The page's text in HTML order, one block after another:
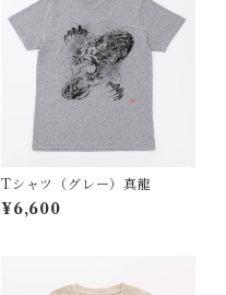
Tシャツ（グレー）真龍
¥6,600